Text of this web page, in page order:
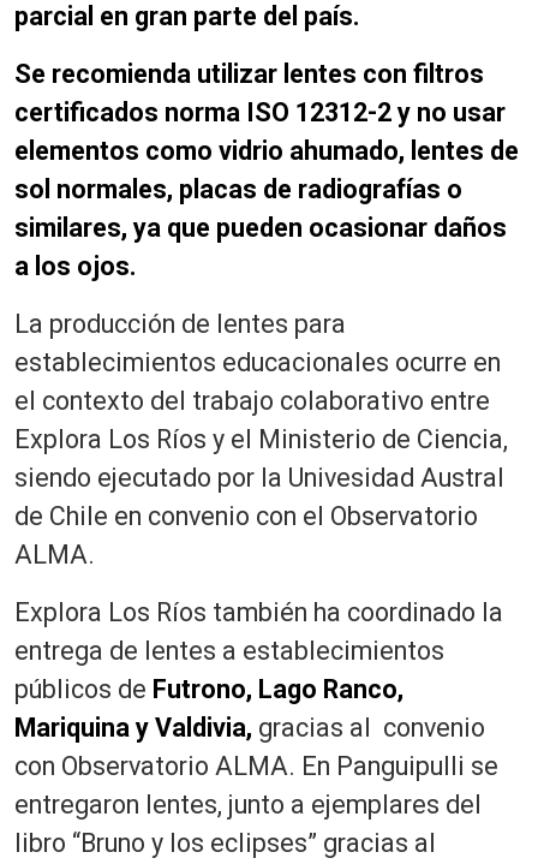
parcial en gran parte del país.
Se recomienda utilizar lentes con filtros
certificados norma ISO 12312-2 y no usar
elementos como vidrio ahumado, lentes de
sol normales, placas de radiografías o
similares, ya que pueden ocasionar daños
a los ojos.
La producción de lentes para
establecimientos educacionales ocurre en
el contexto del trabajo colaborativo entre
Explora Los Ríos y el Ministerio de Ciencia,
siendo ejecutado por la Univesidad Austral
de Chile en convenio con el Observatorio
ALMA.
Explora Los Ríos también ha coordinado la
entrega de lentes a establecimientos
públicos de Futrono, Lago Ranco,
Mariquina y Valdivia, gracias al convenio
con Observatorio ALMA. En Panguipulli se
entregaron lentes, junto a ejemplares del
libro “Bruno y los eclipses” gracias al